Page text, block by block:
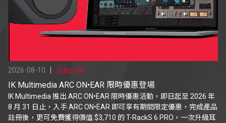
2026-08-10 活動訊息
IK Multimedia ARC ON•EAR 限時優惠登場
IK Multimedia 推出 ARC ON•EAR 限時優惠活動，即日起至 2026 年
8 月 31 日止，入手 ARC ON•EAR 即可享有期間限定優惠，完成產品
註冊後，更可免費獲得價值 $3,710 的 T-RackS 6 PRO，一次升級耳